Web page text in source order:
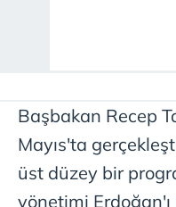
Başbakan Recep
Mayıs'ta
üst düzey bir
yönetimi